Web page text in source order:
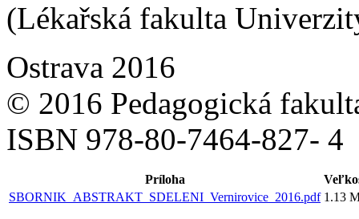
(Lékařská fakulta
Ostrava 2016
© 2016 Pedagogická
ISBN 978-80-7464-827- 4
Príloha
SBORNIK_ABSTRAKT_SDELENI_Vernirovice_2016.pdf 1.13